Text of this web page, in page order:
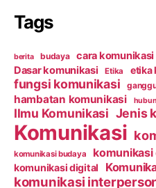
Tags
berita budaya cara komunikasi
Dasar komunikasi Etika etika
fungsi komunikasi
hambatan komunikasi
Ilmu Komunikasi Jenis
Komunikasi
komunikasi budaya komunikasi
komunikasi digital
komunikasi